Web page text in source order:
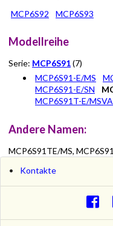
MCP6S92 MCP6S93
Modellreihe
Serie: MCP6S91(7)
MCP6S91-E/MS
MCP6S91-E/SN
MCP6S91T-E/
Andere Namen:
MCP6S91TE/MS,
Kontakte